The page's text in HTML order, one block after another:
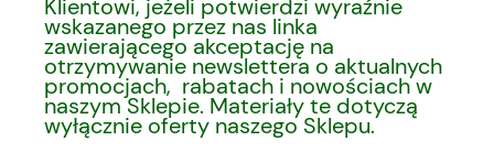
Klientowi, jeżeli potwierdzi wyraźnie
wskazanego przez nas linka
zawierającego akceptację na
otrzymywanie newslettera o aktualnych
promocjach, rabatach i nowościach w
naszym Sklepie. Materiały te dotyczą
wyłącznie oferty naszego Sklepu.